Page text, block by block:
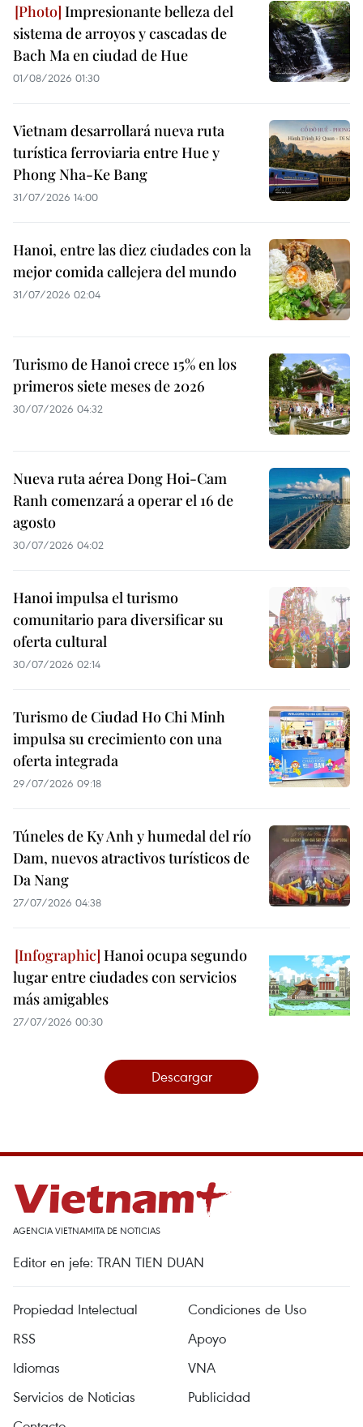
Impresionante belleza del
sistema de arroyos y cascadas de
Bach Ma en ciudad de Hue
01/08/2026 01:30
Vietnam desarrollará nueva ruta
turística ferroviaria entre Hue y
Phong Nha-Ke Bang
31/07/2026 14:00
Hanoi, entre las diez ciudades con la
mejor comida callejera del mundo
31/07/2026 02:04
Turismo de Hanoi crece 15% en los
primeros siete meses de 2026
30/07/2026 04:32
Nueva ruta aérea Dong Hoi-Cam
Ranh comenzará a operar el 16 de
agosto
30/07/2026 04:02
Hanoi impulsa el turismo
comunitario para diversificar su
oferta cultural
30/07/2026 02:14
Turismo de Ciudad Ho Chi Minh
impulsa su crecimiento con una
oferta integrada
29/07/2026 09:18
Túneles de Ky Anh y humedal del río
Dam, nuevos atractivos turísticos de
Da Nang
27/07/2026 04:38
Hanoi ocupa segundo
lugar entre ciudades con servicios
más amigables
27/07/2026 00:30
Descargar
AGENCIA VIETNAMITA DE NOTICIAS
Editor en jefe: TRAN TIEN DUAN
Propiedad Intelectual
Condiciones de Uso
RSS
Apoyo
Idiomas
VNA
Servicios de Noticias
Publicidad